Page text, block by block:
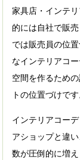
家具店・インテ
的には自社で販
では販売員の位
なインテリアコ
空間を作るため
トの位置づけです
インテリアコー
アショップと違
数が圧倒的に増